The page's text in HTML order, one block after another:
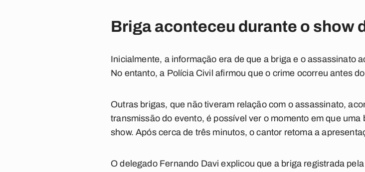
Briga aconteceu durante o show
Inicialmente, a informação era de que a briga e o assassinato
No entanto, a Polícia Civil afirmou que o crime ocorreu antes
Outras brigas, que não tiveram relação com o assassinato,
transmissão do evento, é possível ver o momento em que
show. Após cerca de três minutos, o cantor retoma a
O delegado Fernando Davi explicou que a briga registrada